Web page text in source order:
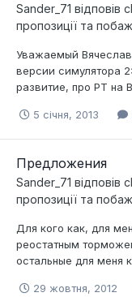
Sander_71 відповів
пропозиції та
Уважаемый
версии симулятора
развитие, про РТ на
5 січня, 2013
Предложения
Sander_71 відповів
пропозиції та
Для кого как, для
реостатным
остальные для меня
29 жовтня, 2012